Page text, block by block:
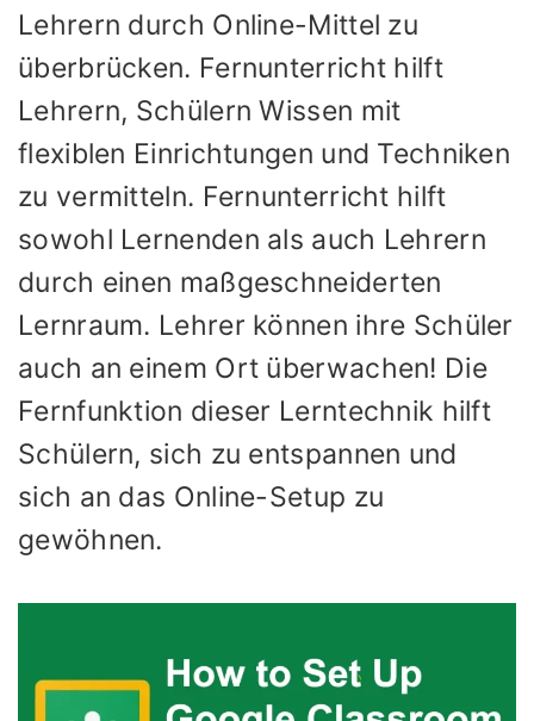
Lehrern durch Online-Mittel zu
überbrücken. Fernunterricht hilft
Lehrern, Schülern Wissen mit
flexiblen Einrichtungen und Techniken
zu vermitteln. Fernunterricht hilft
sowohl Lernenden als auch Lehrern
durch einen maßgeschneiderten
Lernraum. Lehrer können ihre Schüler
auch an einem Ort überwachen! Die
Fernfunktion dieser Lerntechnik hilft
Schülern, sich zu entspannen und
sich an das Online-Setup zu
gewöhnen.